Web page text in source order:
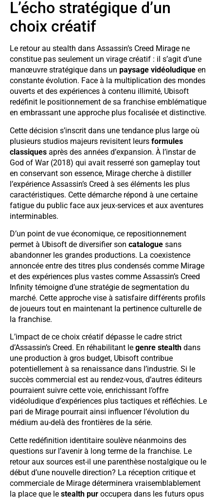
L’écho stratégique d’un
choix créatif
Le retour au stealth dans Assassin’s Creed Mirage ne
constitue pas seulement un virage créatif : il s’agit d’une
manœuvre stratégique dans un paysage vidéoludique en
constante évolution. Face à la multiplication des mondes
ouverts et des expériences à contenu illimité, Ubisoft
redéfinit le positionnement de sa franchise emblématique
en embrassant une approche plus focalisée et distinctive.
Cette décision s’inscrit dans une tendance plus large où
plusieurs studios majeurs revisitent leurs formules
classiques après des années d’expansion. À l’instar de
God of War (2018) qui avait resserré son gameplay tout
en conservant son essence, Mirage cherche à distiller
l’expérience Assassin’s Creed à ses éléments les plus
caractéristiques. Cette démarche répond à une certaine
fatigue du public face aux jeux-services et aux aventures
interminables.
D’un point de vue économique, ce repositionnement
permet à Ubisoft de diversifier son catalogue sans
abandonner les grandes productions. La coexistence
annoncée entre des titres plus condensés comme Mirage
et des expériences plus vastes comme Assassin’s Creed
Infinity témoigne d’une stratégie de segmentation du
marché. Cette approche vise à satisfaire différents profils
de joueurs tout en maintenant la pertinence culturelle de
la franchise.
L’impact de ce choix créatif dépasse le cadre strict
d’Assassin’s Creed. En réhabilitant le genre stealth dans
une production à gros budget, Ubisoft contribue
potentiellement à sa renaissance dans l’industrie. Si le
succès commercial est au rendez-vous, d’autres éditeurs
pourraient suivre cette voie, enrichissant l’offre
vidéoludique d’expériences plus tactiques et réfléchies. Le
pari de Mirage pourrait ainsi influencer l’évolution du
médium au-delà des frontières de la série.
Cette redéfinition identitaire soulève néanmoins des
questions sur l’avenir à long terme de la franchise. Le
retour aux sources est-il une parenthèse nostalgique ou le
début d’une nouvelle direction? La réception critique et
commerciale de Mirage déterminera vraisemblablement
la place que le stealth pur occupera dans les futurs opus